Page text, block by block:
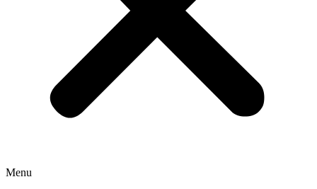
Menu